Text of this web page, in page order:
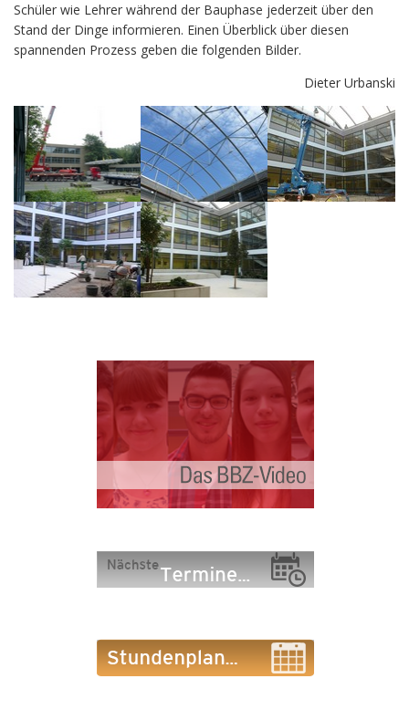
Schüler wie Lehrer während der Bauphase jederzeit über den
Stand der Dinge informieren. Einen Überblick über diesen
spannenden Prozess geben die folgenden Bilder.
Dieter Urbanski